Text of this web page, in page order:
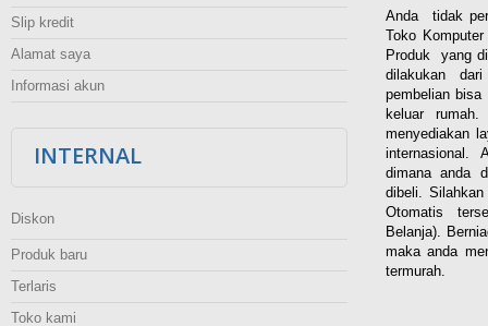
Slip kredit
Alamat saya
Informasi akun
INTERNAL
Diskon
Produk baru
Terlaris
Toko kami
Anda tidak
Toko
Produk yang
dilakukan
pembelian bisa
keluar
menyediakan
internasional.
dimana anda
dibeli.
Otomatis
Belanja).
maka anda
termurah.